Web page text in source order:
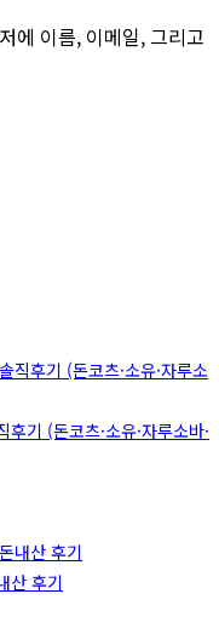
에 이름, 이메일, 그리고
기 (돈코츠·소유·자루소바·
산 후기